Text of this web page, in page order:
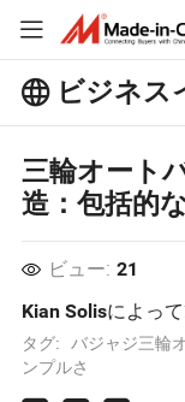
ビジネス
三輪オート
造：包括的
ビュー: 21
Kian Solisによって
タグ: バジャジ三輪
ンプルさ